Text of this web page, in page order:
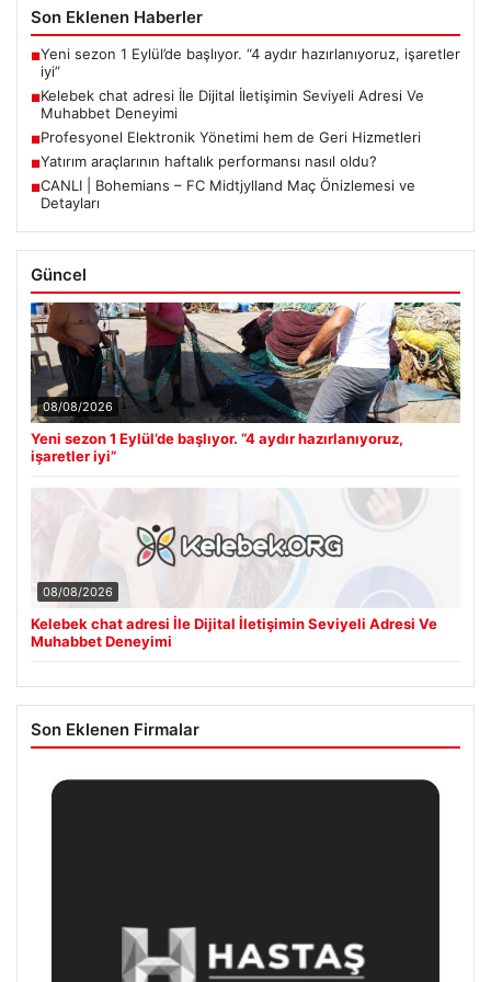
Son Eklenen Haberler
■Yeni sezon 1 Eylül’de başlıyor. “4 aydır hazırlanıyoruz, işaretler
iyi”
■Kelebek chat adresi İle Dijital İletişimin Seviyeli Adresi Ve
Muhabbet Deneyimi
■Profesyonel Elektronik Yönetimi hem de Geri Hizmetleri
■Yatırım araçlarının haftalık performansı nasıl oldu?
■CANLI | Bohemians – FC Midtjylland Maç Önizlemesi ve
Detayları
Güncel
08/08/2026
Yeni sezon 1 Eylül’de başlıyor. “4 aydır hazırlanıyoruz,
işaretler iyi”
08/08/2026
Kelebek chat adresi İle Dijital İletişimin Seviyeli Adresi Ve
Muhabbet Deneyimi
Son Eklenen Firmalar